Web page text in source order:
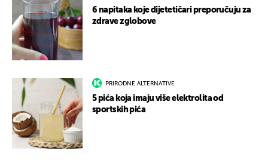
6 napitaka koje dijetetičari preporučuju za
zdrave zglobove
PRIRODNE ALTERNATIVE
5 pića koja imaju više elektrolita od
sportskih pića